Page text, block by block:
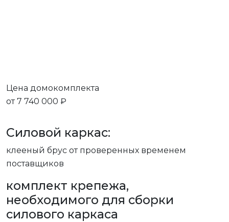
Цена домокомплекта
от 7 740 000 ₽
Силовой каркас:
клееный брус от проверенных временем
поставщиков
комплект крепежа,
необходимого для сборки
силового каркаса